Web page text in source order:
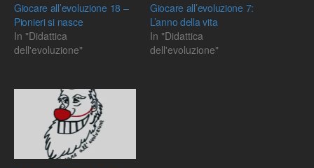
Giocare all’evoluzione 18 –
Pionieri si nasce
In "Didattica
dell'evoluzione"
Giocare all’evoluzione 7:
L’anno della vita
In "Didattica
dell'evoluzione"